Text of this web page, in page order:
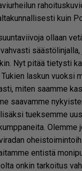
kuin
ol­laan
sääs­tö­lin­jal­la,
Nyt pi­tää tie­tys­ti
las­kun vuok­si
mi­ten saam­me
saa­vam­me
tu­ek­sem­me
Olem­me
en­tis­tä
on­kin tar­koi­tus